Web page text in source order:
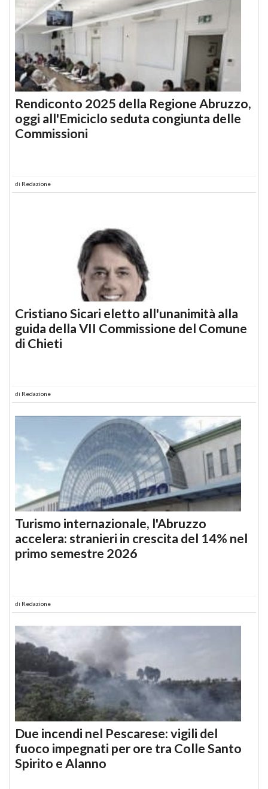
Rendiconto 2025 della Regione Abruzzo,
oggi all'Emiciclo seduta congiunta delle
Commissioni
di Redazione
Cristiano Sicari eletto all'unanimità alla
guida della VII Commissione del Comune
di Chieti
di Redazione
Turismo internazionale, l'Abruzzo
accelera: stranieri in crescita del 14% nel
primo semestre 2026
di Redazione
Due incendi nel Pescarese: vigili del
fuoco impegnati per ore tra Colle Santo
Spirito e Alanno